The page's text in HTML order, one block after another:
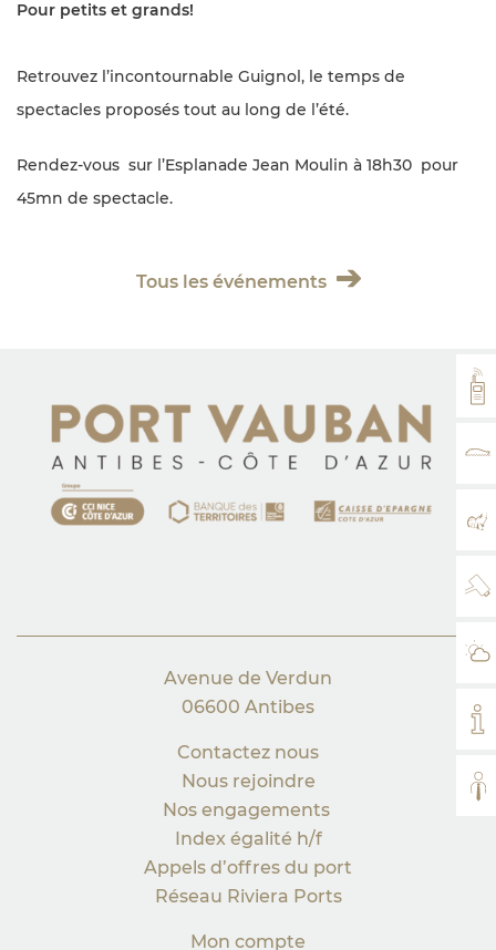
Pour petits et grands!
Retrouvez l’incontournable Guignol, le temps de
spectacles proposés tout au long de l’été.
Rendez-vous sur l’Esplanade Jean Moulin à 18h30 pour
45mn de spectacle.
Tous les événements
Avenue de Verdun
06600 Antibes
Contactez nous
Nous rejoindre
Nos engagements
Index égalité h/f
Appels d’offres du port
Réseau Riviera Ports
Mon compte